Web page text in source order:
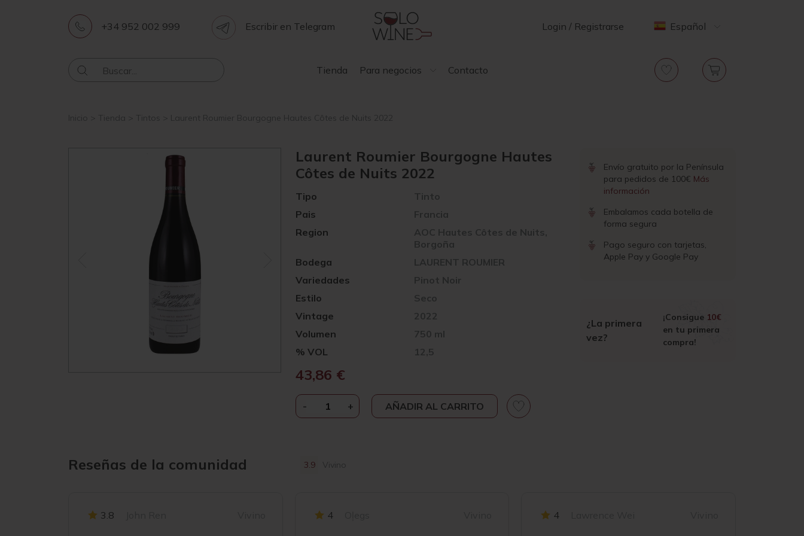
+34 952 002 999 Escribir en Telegram Login / Registrarse Español
Tienda Para negocios Contacto
Inicio Tienda Tintos Laurent Roumier Bourgogne Hautes Côtes de Nuits 2022
Laurent Roumier Bourgogne Hautes
Côtes de Nuits 2022
Pais Francia
Vintage 2022
Region
AOC Hautes Côtes de Nuits,
Borgoña
Volumen 750 ml
Bodega LAURENT ROUMIER
% VOL 12,5
Variedades Pinot Noir
Tipo Tinto
Estilo Seco
43,86 €
-LAURENT
ROUMIER
CÔTES
CANTIDAD
+ AÑADIR AL CARRITO
Envío gratuito por la Península
para pedidos de 100€ Más
información
Embalamos cada botella de
forma segura
Pago seguro con tarjetas,
Apple Pay y Google Pay
¿La primera
vez?
¡Consigue 10€
en tu primera
compra!
Reseñas de la comunidad 3.9 Vivino
3.8 4 4